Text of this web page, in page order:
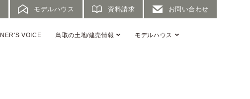
モデルハウス 資料請求 お問い合わせ
VOICE 鳥取の土地/建売情報 モデルハウス